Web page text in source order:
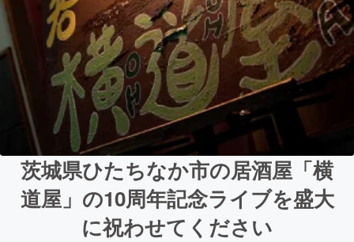
茨城県ひたちなか市の居酒屋「横
道屋」の10周年記念ライブを盛大
に祝わせてください